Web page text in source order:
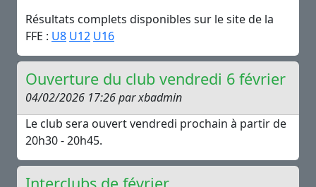
Résultats complets disponibles sur le site de la
FFE : U8 U12 U16
Ouverture du club vendredi 6 février
04/02/2026 17:26 par xbadmin
Le club sera ouvert vendredi prochain à partir de
20h30 - 20h45.